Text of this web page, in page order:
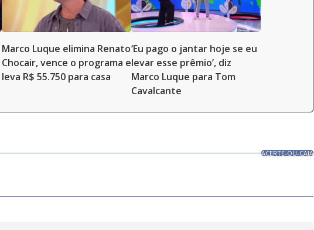
Marco Luque elimina Renato
Chocair, vence o programa e
leva R$ 55.750 para casa
‘Eu pago o jantar hoje se eu
levar esse prêmio’, diz
Marco Luque para Tom
Cavalcante
ACERTE-OU-CAIA